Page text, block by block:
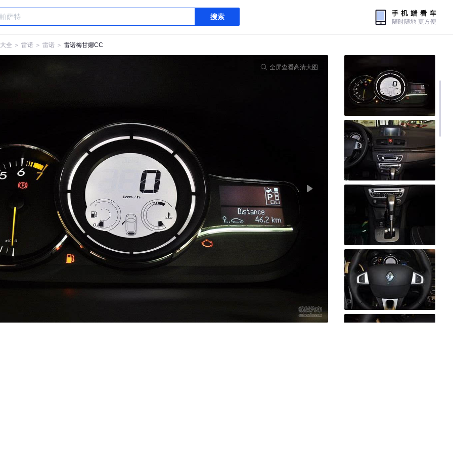
搜索
全 ＞ 雷诺 ＞ 雷诺 ＞ 雷诺梅甘娜CC
全屏查看高清大图